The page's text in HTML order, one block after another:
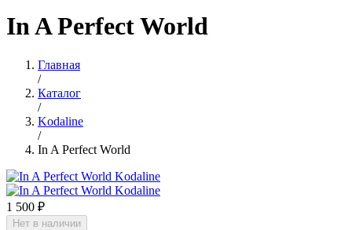
In A Perfect World
Главная
/
Каталог
/
Kodaline
/
In A Perfect World
1 500 ₽
Нет в наличии